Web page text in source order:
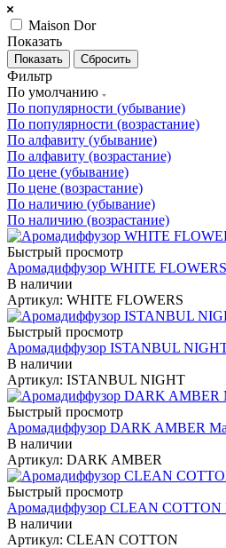
Maison Dor
Показать
Сбросить
Фильтр
По умолчанию
По популярности (убывание)
По популярности (возрастание)
По алфавиту (убывание)
По алфавиту (возрастание)
По цене (убывание)
По цене (возрастание)
По наличию (убывание)
По наличию (возрастание)
Быстрый просмотр
Аромадиффузор WHITE
В наличии
Артикул: WHITE FLOWERS
Быстрый просмотр
Аромадиффузор ISTANBUL
В наличии
Артикул: ISTANBUL NIGHT
Быстрый просмотр
Аромадиффузор DARK AMBER
В наличии
Артикул: DARK AMBER
Быстрый просмотр
Аромадиффузор CLEAN COTTON
В наличии
Артикул: CLEAN COTTON